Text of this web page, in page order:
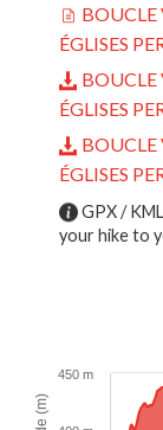
BOUCLE
ÉGLISES
BOUCLE
ÉGLISES
BOUCLE
ÉGLISES
GPX /
your hike to
450 m